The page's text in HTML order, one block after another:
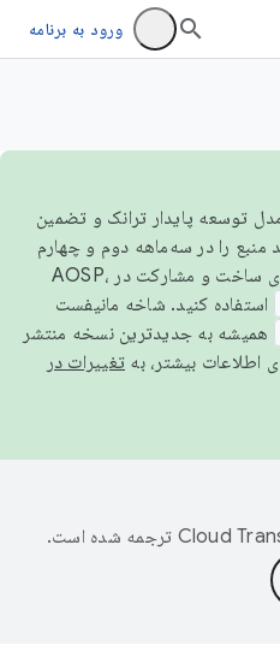
ورود به برنامه
با مدل توسعه پایدار ترانک و تضمین
منبع را در سه‌ماهه دوم و چهارم
استفاده کنید. شاخه مانیفست
همیشه به جدیدترین نسخه منتشر
تغییرات در
ترجمه شده است.